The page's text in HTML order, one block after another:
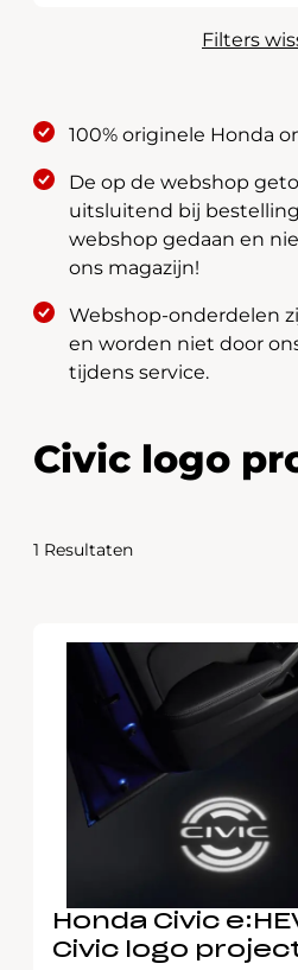
Filters
100% originele Honda
De op de webshop
uitsluitend bij
webshop gedaan en
ons magazijn!
Webshop-onderdelen
en worden niet door
tijdens service.
Civic logo
1 Resultaten
Honda Civic
Civic logo